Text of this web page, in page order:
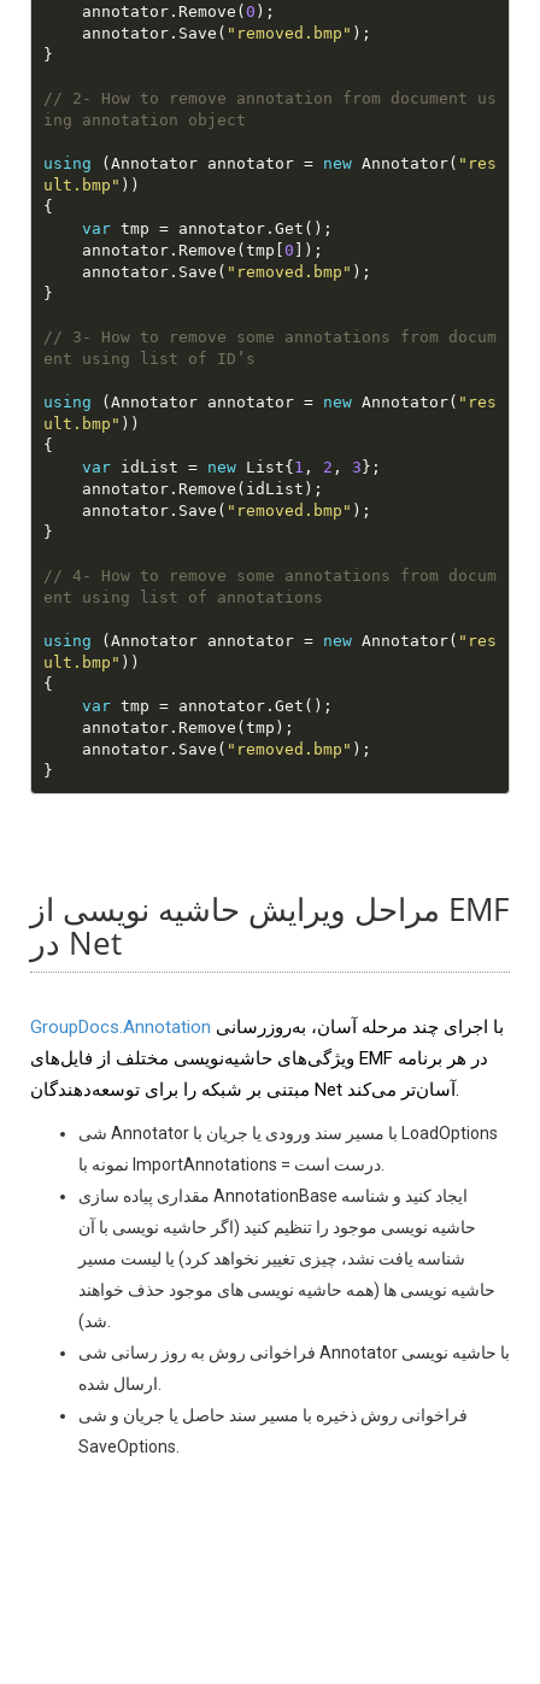
    annotator.Remove(
0
    annotator.Save(
"removed.bmp"
// 2- How to remove annotation from document us
ing annotation object
using (Annotator annotator = new Annotator( "res
ult.bmp"
var
    annotator.Remove(tmp[
0
    annotator.Save(
"removed.bmp"
// 3- How to remove some annotations from docum
ent using list of ID’s
using (Annotator annotator = new Annotator( "res
ult.bmp"
var idList = new List{ 1 , 2 , 3
    annotator.Save(
"removed.bmp"
// 4- How to remove some annotations from docum
ent using list of annotations
using (Annotator annotator = new Annotator( "res
ult.bmp"
var
    annotator.Save(
"removed.bmp"
مراحل ویرایش حاشیه نویسی از EMF
در Net
GroupDocs.Annotation
ویژگی‌های حاشیه‌نویسی مختلف از فایل‌های EMF در هر برنامه
مبتنی بر شبکه را برای توسعه‌دهندگان Net آسان‌تر می‌کند.
شی Annotator با مسیر سند ورودی یا جریان با LoadOptions
نمونه با ImportAnnotations = درست است.
مقداری پیاده سازی AnnotationBase ایجاد کنید و شناسه
حاشیه نویسی موجود را تنظیم کنید (اگر حاشیه نویسی با آن
شناسه یافت نشد، چیزی تغییر نخواهد کرد) یا لیست مسیر
حاشیه نویسی ها (همه حاشیه نویسی های موجود حذف خواهند
شد).
فراخوانی روش به روز رسانی شی Annotator با حاشیه نویسی
ارسال شده.
فراخوانی روش ذخیره با مسیر سند حاصل یا جریان و شی
SaveOptions.